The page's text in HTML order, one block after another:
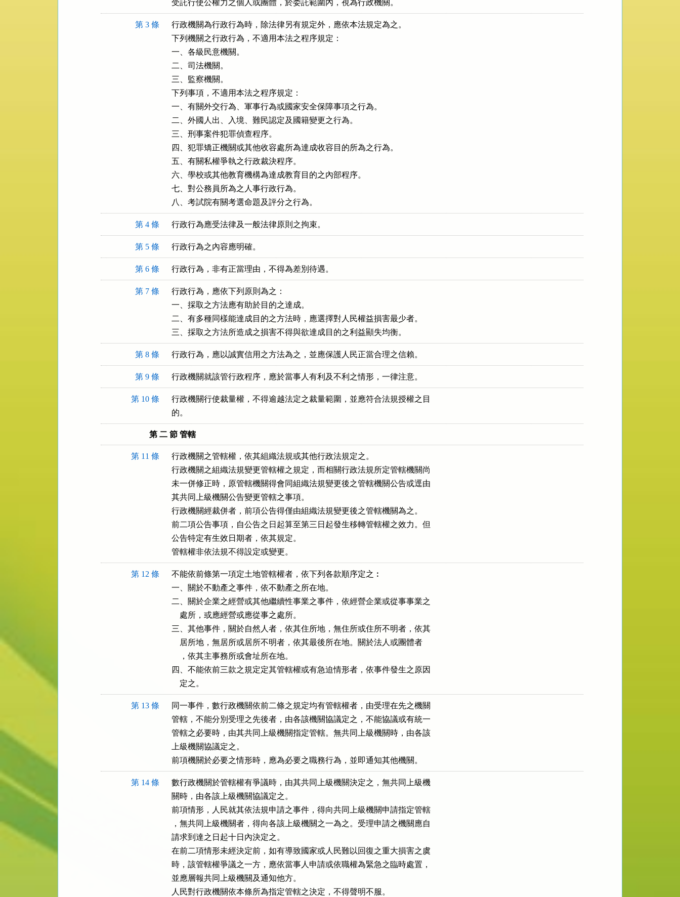
受託行使公權力之個人或團體，於委託範圍內，視為行政機關。
第 3 條
行政機關為行政行為時，除法律另有規定外，應依本法規定為之。
下列機關之行政行為，不適用本法之程序規定：
一、各級民意機關。
二、司法機關。
三、監察機關。
下列事項，不適用本法之程序規定：
一、有關外交行為、軍事行為或國家安全保障事項之行為。
二、外國人出、入境、難民認定及國籍變更之行為。
三、刑事案件犯罪偵查程序。
四、犯罪矯正機關或其他收容處所為達成收容目的所為之行為。
五、有關私權爭執之行政裁決程序。
六、學校或其他教育機構為達成教育目的之內部程序。
七、對公務員所為之人事行政行為。
八、考試院有關考選命題及評分之行為。
第 4 條 行政行為應受法律及一般法律原則之拘束。
第 5 條 行政行為之內容應明確。
第 6 條 行政行為，非有正當理由，不得為差別待遇。
第 7 條
行政行為，應依下列原則為之：
一、採取之方法應有助於目的之達成。
二、有多種同樣能達成目的之方法時，應選擇對人民權益損害最少者。
三、採取之方法所造成之損害不得與欲達成目的之利益顯失均衡。
第 8 條 行政行為，應以誠實信用之方法為之，並應保護人民正當合理之信賴。
第 9 條 行政機關就該管行政程序，應於當事人有利及不利之情形，一律注意。
第 10 條
行政機關行使裁量權，不得逾越法定之裁量範圍，並應符合法規授權之目
的。
第 二 節 管轄
第 11 條
行政機關之管轄權，依其組織法規或其他行政法規定之。
行政機關之組織法規變更管轄權之規定，而相關行政法規所定管轄機關尚
未一併修正時，原管轄機關得會同組織法規變更後之管轄機關公告或逕由
其共同上級機關公告變更管轄之事項。
行政機關經裁併者，前項公告得僅由組織法規變更後之管轄機關為之。
前二項公告事項，自公告之日起算至第三日起發生移轉管轄權之效力。但
公告特定有生效日期者，依其規定。
管轄權非依法規不得設定或變更。
第 12 條
不能依前條第一項定土地管轄權者，依下列各款順序定之︰
一、關於不動產之事件，依不動產之所在地。
二、關於企業之經營或其他繼續性事業之事件，依經營企業或從事事業之
    處所，或應經營或應從事之處所。
三、其他事件，關於自然人者，依其住所地，無住所或住所不明者，依其
    居所地，無居所或居所不明者，依其最後所在地。關於法人或團體者
    ，依其主事務所或會址所在地。
四、不能依前三款之規定定其管轄權或有急迫情形者，依事件發生之原因
    定之。
第 13 條
同一事件，數行政機關依前二條之規定均有管轄權者，由受理在先之機關
管轄，不能分別受理之先後者，由各該機關協議定之，不能協議或有統一
管轄之必要時，由其共同上級機關指定管轄。無共同上級機關時，由各該
上級機關協議定之。
前項機關於必要之情形時，應為必要之職務行為，並即通知其他機關。
第 14 條
數行政機關於管轄權有爭議時，由其共同上級機關決定之，無共同上級機
關時，由各該上級機關協議定之。
前項情形，人民就其依法規申請之事件，得向共同上級機關申請指定管轄
，無共同上級機關者，得向各該上級機關之一為之。受理申請之機關應自
請求到達之日起十日內決定之。
在前二項情形未經決定前，如有導致國家或人民難以回復之重大損害之虞
時，該管轄權爭議之一方，應依當事人申請或依職權為緊急之臨時處置，
並應層報共同上級機關及通知他方。
人民對行政機關依本條所為指定管轄之決定，不得聲明不服。